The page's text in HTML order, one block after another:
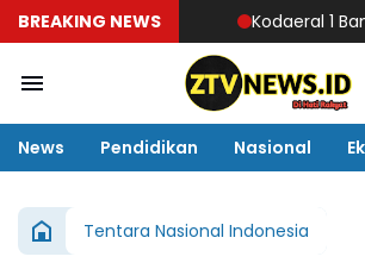
BREAKING NEWS Kodaeral 1 Bangun
News Pendidikan Nasional
Tentara Nasional Indonesia